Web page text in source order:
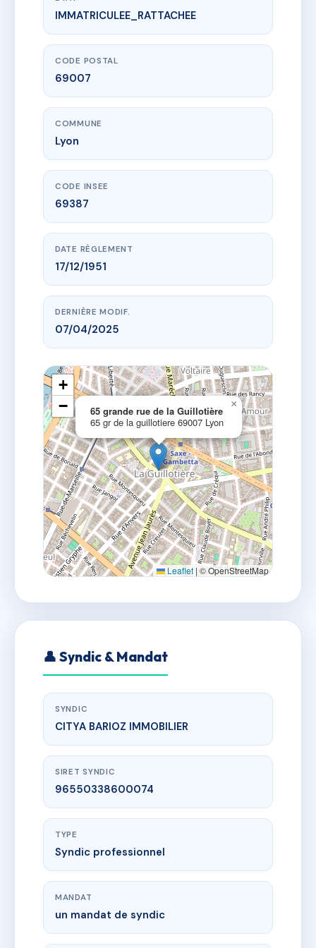
www.vme.plus/AD1017821
65 grande rue de la Guillotière
65 gr de la guillotiere
IMMATRICULEE_RATTACHEE
CODE POSTAL
69007
COMMUNE
Lyon
CODE INSEE
69387
DATE RÈGLEMENT
17/12/1951
DERNIÈRE MODIF.
07/04/2025
65 grande rue de la Guillotière
65 gr de la guillotiere 69007 Lyon
×
+
−
Leaflet| © OpenStreetMap
👤 Syndic & Mandat
SYNDIC
CITYA BARIOZ IMMOBILIER
SIRET SYNDIC
96550338600074
TYPE
Syndic professionnel
MANDAT
un mandat de syndic